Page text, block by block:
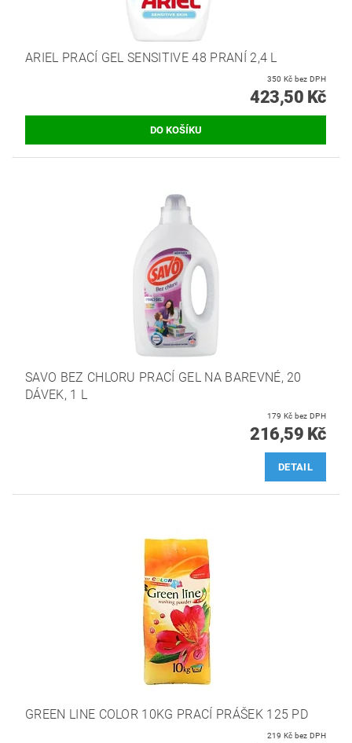
ARIEL PRACÍ GEL SENSITIVE 48 PRANÍ 2,4 L
350 Kč bez DPH
423,50 Kč
SAVO BEZ CHLORU PRACÍ GEL NA BAREVNÉ, 20
DÁVEK, 1 L
179 Kč bez DPH
216,59 Kč
DETAIL
GREEN LINE COLOR 10KG PRACÍ PRÁŠEK 125 PD
219 Kč bez DPH